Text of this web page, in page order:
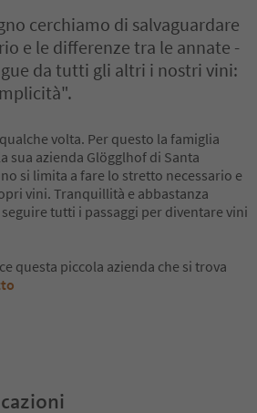
cerchiamo di salvaguardare
e le differenze tra le annate -
da tutti gli altri i nostri vini:
volta. Per questo la famiglia
sua azienda Glögglhof di Santa
si limita a fare lo stretto necessario e
vini. Tranquillità e abbastanza
tutti i passaggi per diventare vini
questa piccola azienda che si trova